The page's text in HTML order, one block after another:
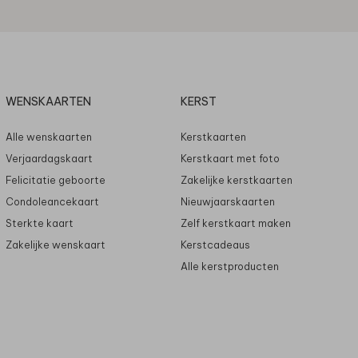
WENSKAARTEN
Alle wenskaarten
Verjaardagskaart
Felicitatie geboorte
Condoleancekaart
Sterkte kaart
Zakelijke wenskaart
KERST
Kerstkaarten
Kerstkaart met foto
Zakelijke kerstkaarten
Nieuwjaarskaarten
Zelf kerstkaart maken
Kerstcadeaus
Alle kerstproducten